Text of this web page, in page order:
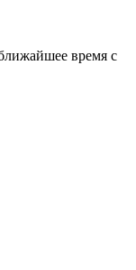
время с